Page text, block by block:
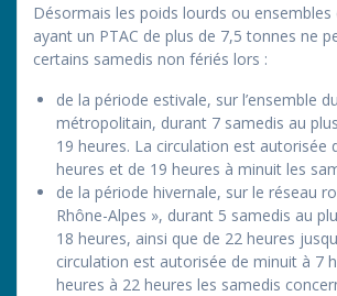
Désormais les poids lourds ou ensembles
ayant un PTAC de plus de 7,5 tonnes ne
certains samedis non fériés lors :
de la période estivale, sur l’ensemble
métropolitain, durant 7 samedis au
19 heures. La circulation est autorisée
heures et de 19 heures à minuit les
de la période hivernale, sur le réseau
Rhône-Alpes », durant 5 samedis au
18 heures, ainsi que de 22 heures
circulation est autorisée de minuit à 7
heures à 22 heures les samedis